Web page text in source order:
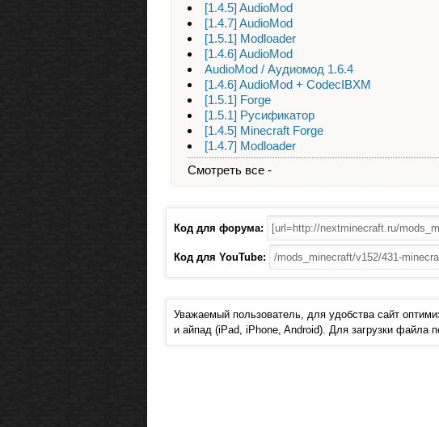
[1.4.5] AudioMod
[1.4.7] AudioMod
[1.5.1] Modloader
[1.4.6] AudioMod
AudioMod / Аудиомод 1.6.4
[1.4.6] AudioMod + CodecIBXM
[1.5.1] Forge
[1.5.1] Русификатор
[1.4.5] Minecraft Forge
[1.4.7] Modloader
Смотреть все -
Код для форума:
Код для YouTube:
Уважаемый пользователь, для удобства сайт
и айпад (iPad, iPhone, Android). Для загрузки файла